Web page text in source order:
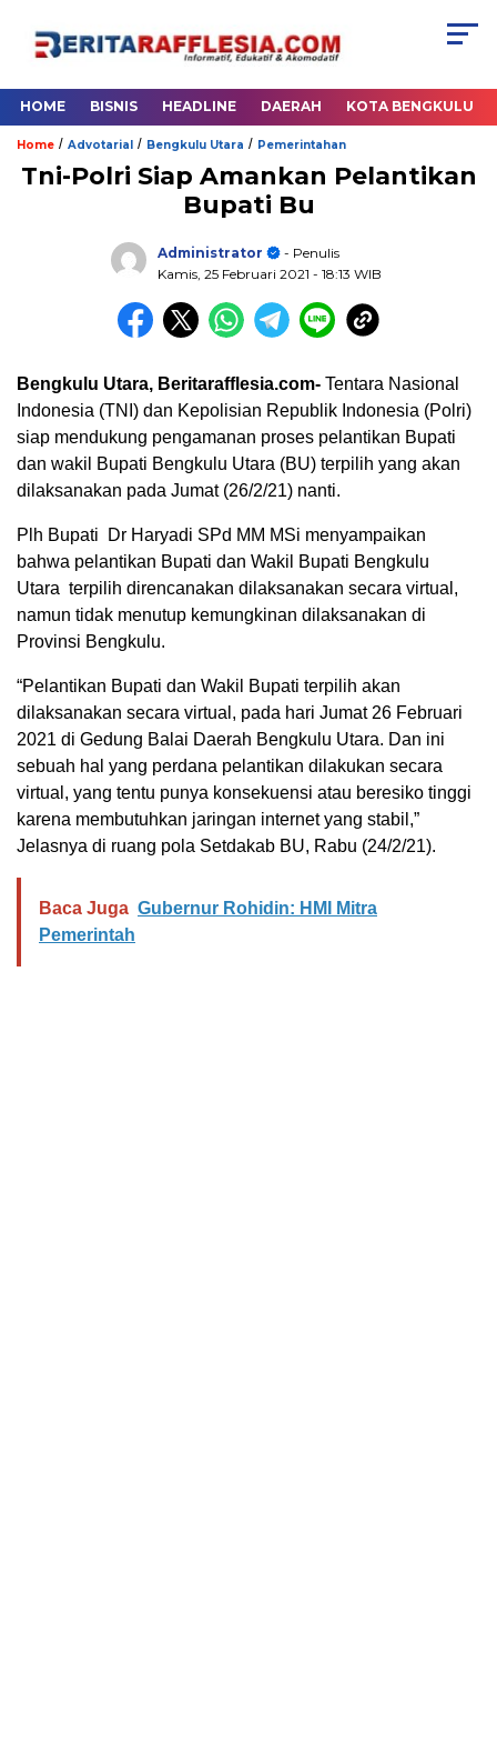
HOME BISNIS HEADLINE DAERAH KOTA BENGKULU
Home / Advotarial / Bengkulu Utara / Pemerintahan
Tni-Polri Siap Amankan Pelantikan
Bupati Bu
Administrator
- Penulis
Kamis, 25 Februari 2021 - 18:13 WIB
Bengkulu Utara, Beritarafflesia.com- Tentara Nasional
Indonesia (TNI) dan Kepolisian Republik Indonesia (Polri)
siap mendukung pengamanan proses pelantikan Bupati
dan wakil Bupati Bengkulu Utara (BU) terpilih yang akan
dilaksanakan pada Jumat (26/2/21) nanti.
Plh Bupati Dr Haryadi SPd MM MSi menyampaikan
bahwa pelantikan Bupati dan Wakil Bupati Bengkulu
Utara terpilih direncanakan dilaksanakan secara virtual,
namun tidak menutup kemungkinan dilaksanakan di
Provinsi Bengkulu.
“Pelantikan Bupati dan Wakil Bupati terpilih akan
dilaksanakan secara virtual, pada hari Jumat 26 Februari
2021 di Gedung Balai Daerah Bengkulu Utara. Dan ini
sebuah hal yang perdana pelantikan dilakukan secara
virtual, yang tentu punya konsekuensi atau beresiko tinggi
karena membutuhkan jaringan internet yang stabil,”
Jelasnya di ruang pola Setdakab BU, Rabu (24/2/21).
Baca Juga Gubernur Rohidin: HMI Mitra
Pemerintah